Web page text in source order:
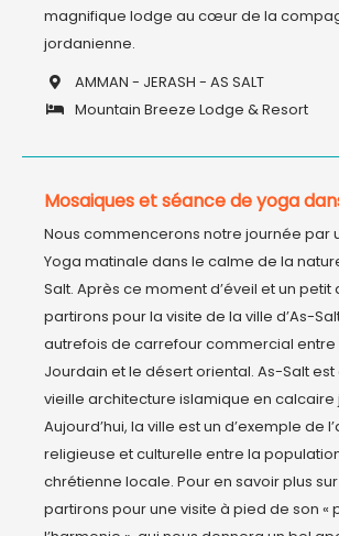
magnifique lodge au cœur de la
AMMAN - JERASH - AS SALT
Mountain Breeze Lodge & Resort
Mosaiques et séance de yoga
Nous commencerons notre journée par
Yoga matinale dans le calme de la
Salt. Après ce moment d’éveil et un petit
partirons pour la visite de la ville d’As-
autrefois de carrefour commercial entre
Jourdain et le désert oriental. As-Salt
vieille architecture islamique en calcaire
Aujourd’hui, la ville est un d’exemple de
religieuse et culturelle entre la
chrétienne locale. Pour en savoir plus
partirons pour une visite à pied de son «